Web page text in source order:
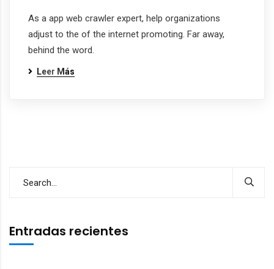
As a app web crawler expert, help organizations
adjust to the of the internet promoting. Far away,
behind the word.
Leer Más
Entradas recientes